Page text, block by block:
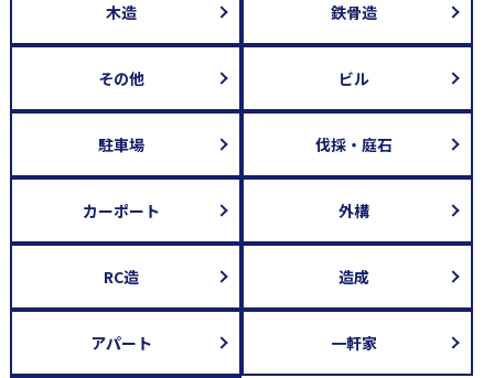
木造 鉄骨造
その他 ビル
駐車場 伐採・庭石
カーポート 外構
RC造 造成
アパート 一軒家